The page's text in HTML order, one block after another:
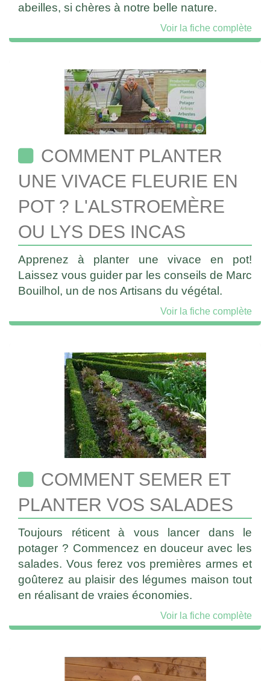
abeilles, si chères à notre belle nature.
Voir la fiche complète
COMMENT PLANTER
UNE VIVACE FLEURIE EN
POT ? L'ALSTROEMÈRE
OU LYS DES INCAS
Apprenez à planter une vivace en pot!
Laissez vous guider par les conseils de Marc
Bouilhol, un de nos Artisans du végétal.
Voir la fiche complète
COMMENT SEMER ET
PLANTER VOS SALADES
Toujours réticent à vous lancer dans le
potager ? Commencez en douceur avec les
salades. Vous ferez vos premières armes et
goûterez au plaisir des légumes maison tout
en réalisant de vraies économies.
Voir la fiche complète